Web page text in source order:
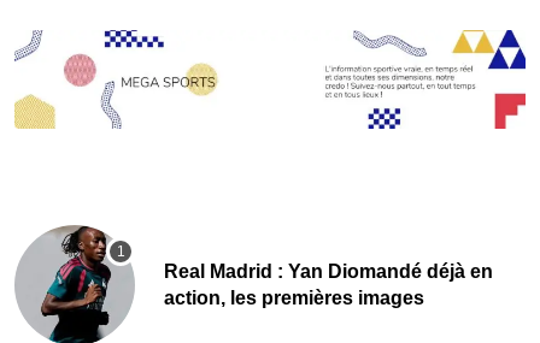
Real Madrid : Yan Diomandé déjà en
action, les premières images